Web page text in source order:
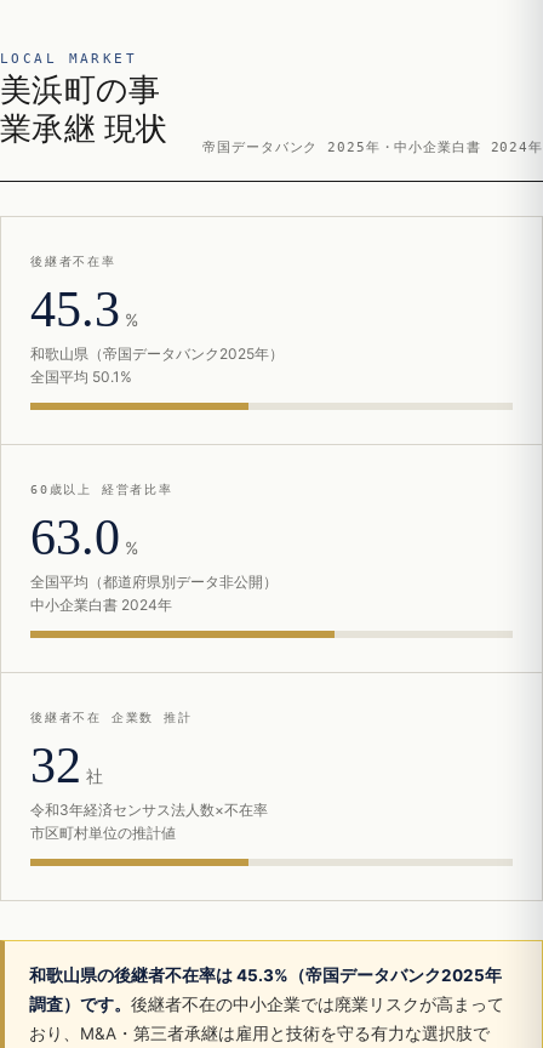
LOCAL MARKET
美浜町の事
業承継 現状
帝国データバンク 2025年・中小企業白書 2024年
後継者不在率
45.3 %
和歌山県（帝国データバンク2025年）
全国平均 50.1%
60歳以上 経営者比率
63.0 %
全国平均（都道府県別データ非公開）
中小企業白書 2024年
後継者不在 企業数 推計
32 社
令和3年経済センサス法人数×不在率
市区町村単位の推計値
和歌山県の後継者不在率は 45.3%（帝国データバンク2025年
調査）です。 後継者不在の中小企業では廃業リスクが高まって
おり、M&A・第三者承継は雇用と技術を守る有力な選択肢で